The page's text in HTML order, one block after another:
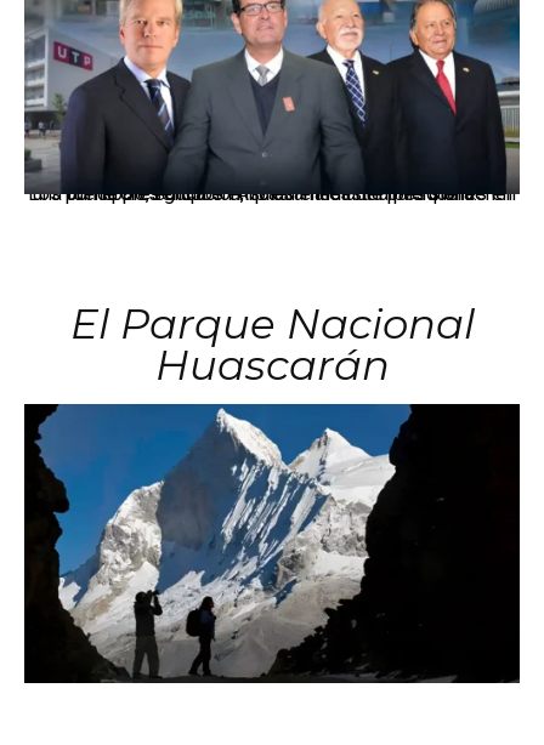
Los principales grupos empresariales del país mantienen una fuerte presencia en Áncash mediante inversiones en comercio, educación, salud e industria pesquera.
El Parque Nacional
Huascarán